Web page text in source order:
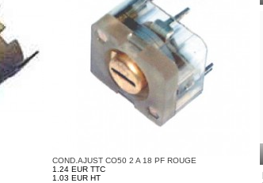
COND.AJUST CO50 2 A 18 PF ROUGE
1.24 EUR TTC
1.03 EUR HT